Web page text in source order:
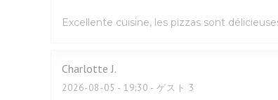
Excellente cuisine, les pizzas sont
Charlotte J
2026-08-05 - 19:30 - ゲスト 3